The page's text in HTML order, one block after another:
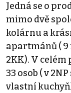
Jedná se o
mimo dvě
kolárnu a
apartmánů ( 9
2KK). V
33 osob ( v
vlastní